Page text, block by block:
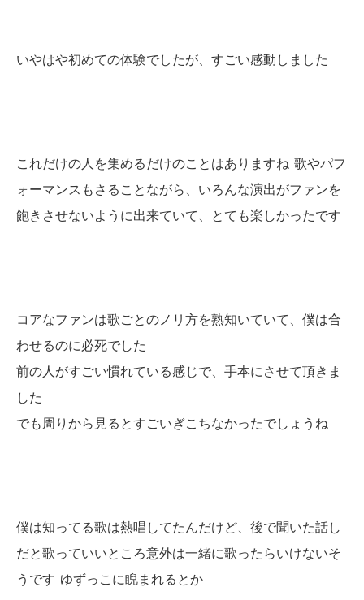
いやはや初めての体験でしたが、すごい感動しました
これだけの人を集めるだけのことはありますね 歌やパフ
ォーマンスもさることながら、いろんな演出がファンを
飽きさせないように出来ていて、とても楽しかったです
コアなファンは歌ごとのノリ方を熟知いていて、僕は合
わせるのに必死でした
前の人がすごい慣れている感じで、手本にさせて頂きま
した
でも周りから見るとすごいぎこちなかったでしょうね
僕は知ってる歌は熱唱してたんだけど、後で聞いた話し
だと歌っていいところ意外は一緒に歌ったらいけないそ
うです ゆずっこに睨まれるとか